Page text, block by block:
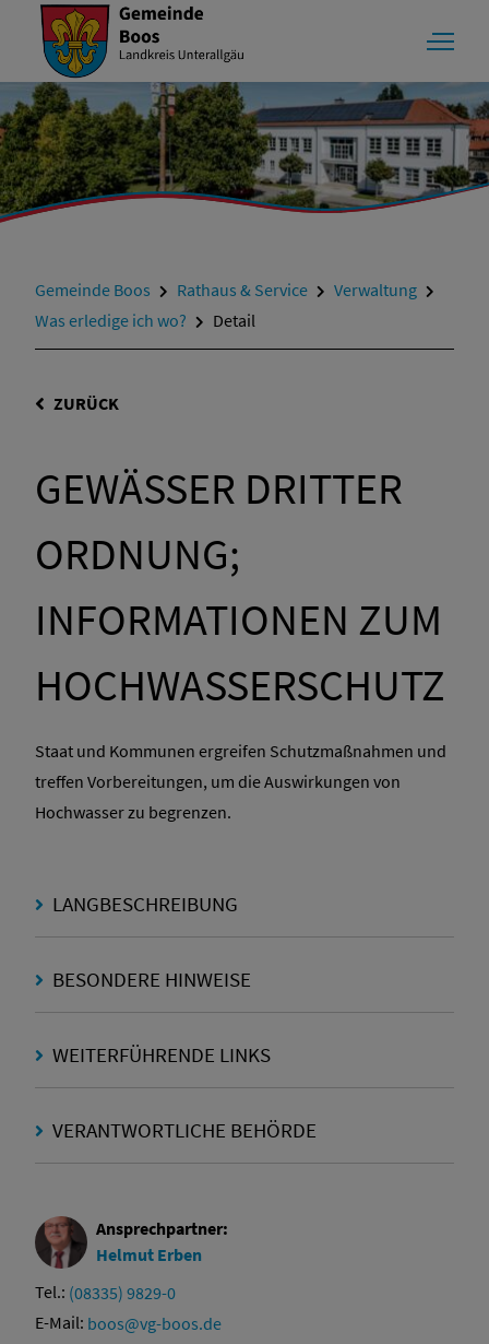
Gemeinde Boos Rathaus & Service
Verwaltung
Was erledige ich wo?
Detail
ZURÜCK
GEWÄSSER DRITTER
ORDNUNG;
INFORMATIONEN ZUM
HOCHWASSERSCHUTZ
Staat und Kommunen ergreifen Schutzmaßnahmen und
treffen Vorbereitungen, um die Auswirkungen von
Hochwasser zu begrenzen.
LANGBESCHREIBUNG
BESONDERE HINWEISE
WEITERFÜHRENDE LINKS
VERANTWORTLICHE BEHÖRDE
Ansprechpartner:
Helmut Erben
Tel.: (08335) 9829-0
E-Mail: boos@vg-boos.de